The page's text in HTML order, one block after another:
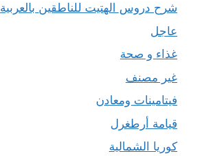
شرح دروس الهتيت للناطقين بالعربية
عاجل
غذاء و صحة
غير مصنف
فيتامينات ومعادن
قيامة أرطغرل
كوريا الشمالية